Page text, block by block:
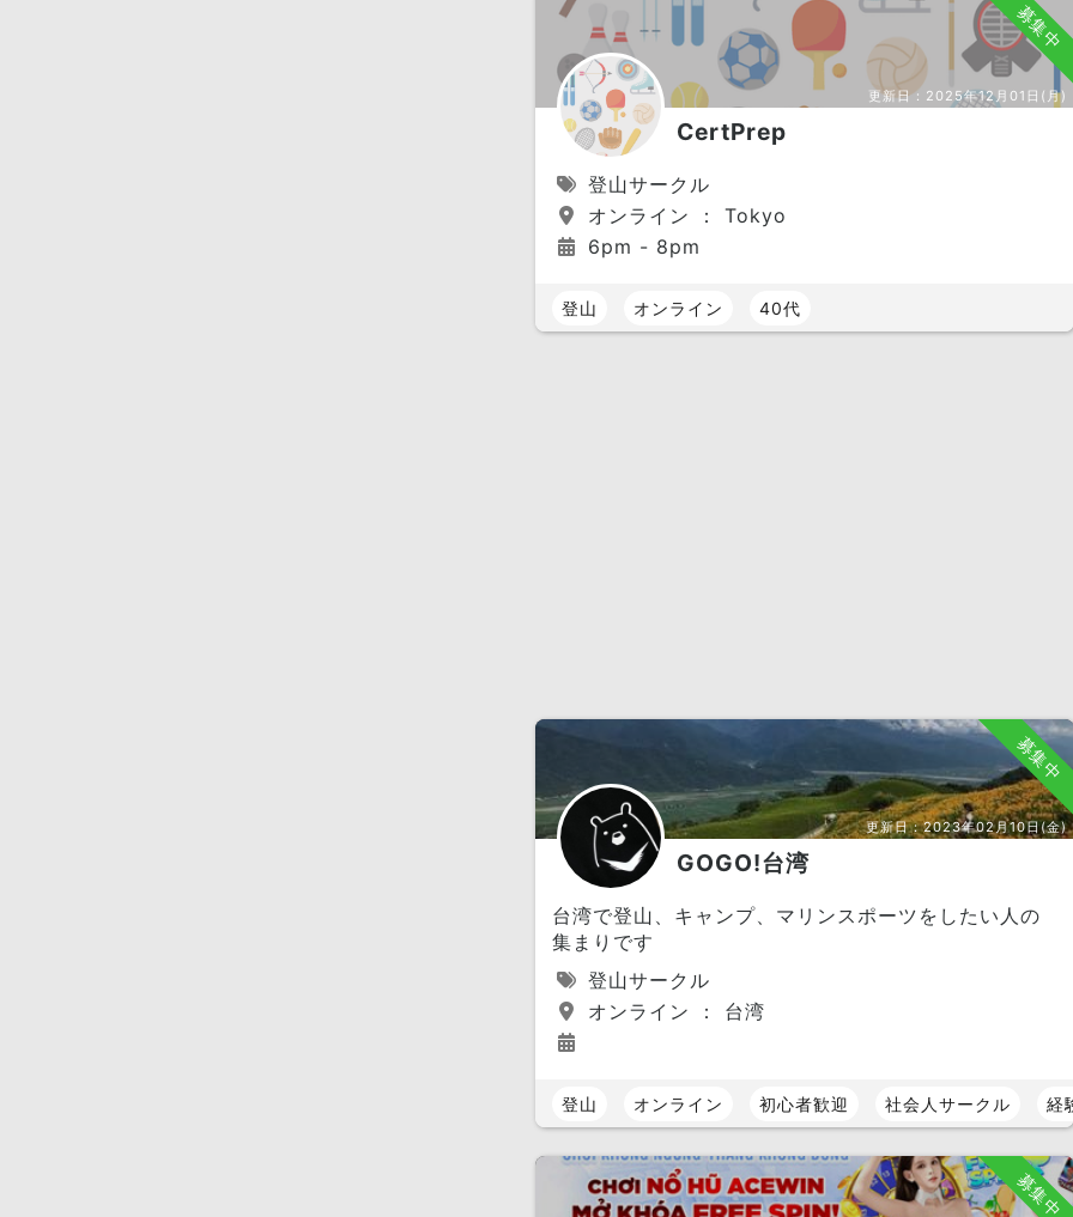
募集中
更新日： 2025年12月01日(月)
CertPrep
登山サークル
オンライン ： Tokyo
6pm - 8pm
登山 オンライン 40代
募集中
更新日：2023年02月10日(金)
GOGO!台湾
台湾で登山、キャンプ、マリンスポーツをしたい人の
集まりです
登山サークル
オンライン ： 台湾
登山 オンライン 初心者歓迎 社会人サークル 経
募集中